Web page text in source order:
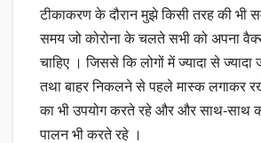
टीकाकरण के दौरान मुझे किसी तरह की भी
समय जो कोरोना के चलते सभी को अपना
चाहिए । जिससे कि लोगों में ज्यादा से
तथा बाहर निकलने से पहले मास्क लगाकर
का भी उपयोग करते रहे और और साथ-साथ
पालन भी करते रहे ।